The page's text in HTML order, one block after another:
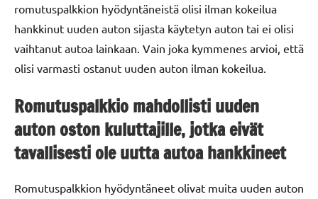
romutuspalkkion hyödyntäneistä olisi ilman kokeilua
hankkinut uuden auton sijasta käytetyn auton tai ei olisi
vaihtanut autoa lainkaan. Vain joka kymmenes arvioi, että
olisi varmasti ostanut uuden auton ilman kokeilua.
Romutuspalkkio mahdollisti uuden
auton oston kuluttajille, jotka eivät
tavallisesti ole uutta autoa hankkineet
Romutuspalkkion hyödyntäneet olivat muita uuden auton